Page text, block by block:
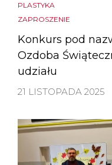
PLASTYKA
ZAPROSZENIE
Konkurs pod
Ozdoba
udziału
21 LISTOPADA 2025